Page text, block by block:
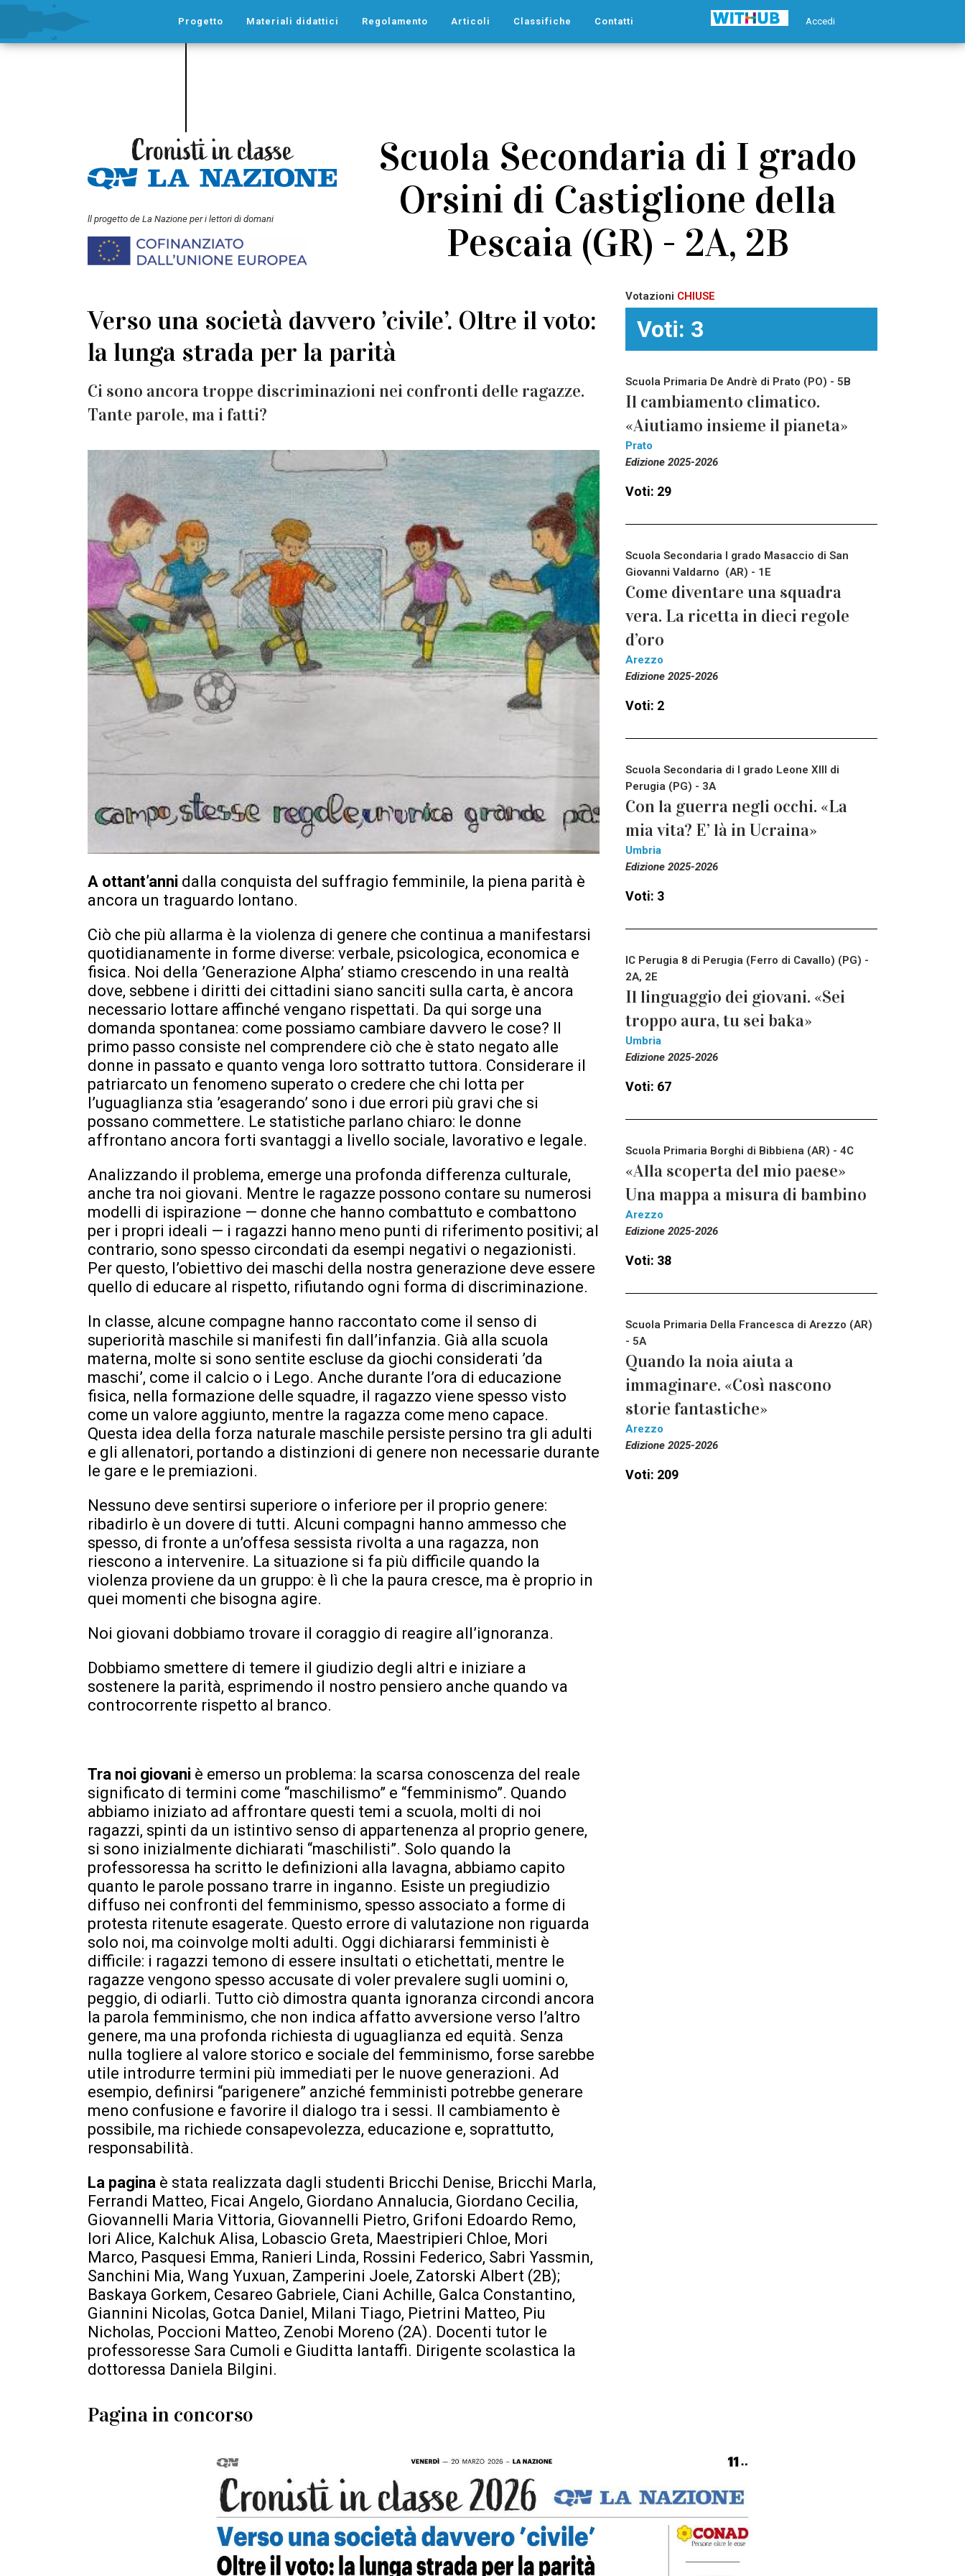
Accedi
Progetto Materiali didattici Regolamento Articoli Classifiche Contatti
ll progetto de La Nazione per i lettori di domani
Scuola Secondaria di I grado
Orsini di Castiglione della
Pescaia (GR) - 2A, 2B
Verso una società davvero ’civile’. Oltre il voto:
la lunga strada per la parità
Ci sono ancora troppe discriminazioni nei confronti delle ragazze.
Tante parole, ma i fatti?
A ottant’anni dalla conquista del suffragio femminile, la piena parità è
ancora un traguardo lontano.
Ciò che più allarma è la violenza di genere che continua a manifestarsi
quotidianamente in forme diverse: verbale, psicologica, economica e
fisica. Noi della ’Generazione Alpha’ stiamo crescendo in una realtà
dove, sebbene i diritti dei cittadini siano sanciti sulla carta, è ancora
necessario lottare affinché vengano rispettati. Da qui sorge una
domanda spontanea: come possiamo cambiare davvero le cose? Il
primo passo consiste nel comprendere ciò che è stato negato alle
donne in passato e quanto venga loro sottratto tuttora. Considerare il
patriarcato un fenomeno superato o credere che chi lotta per
l’uguaglianza stia ’esagerando’ sono i due errori più gravi che si
possano commettere. Le statistiche parlano chiaro: le donne
affrontano ancora forti svantaggi a livello sociale, lavorativo e legale.
Analizzando il problema, emerge una profonda differenza culturale,
anche tra noi giovani. Mentre le ragazze possono contare su numerosi
modelli di ispirazione — donne che hanno combattuto e combattono
per i propri ideali — i ragazzi hanno meno punti di riferimento positivi; al
contrario, sono spesso circondati da esempi negativi o negazionisti.
Per questo, l’obiettivo dei maschi della nostra generazione deve essere
quello di educare al rispetto, rifiutando ogni forma di discriminazione.
In classe, alcune compagne hanno raccontato come il senso di
superiorità maschile si manifesti fin dall’infanzia. Già alla scuola
materna, molte si sono sentite escluse da giochi considerati ’da
maschi’, come il calcio o i Lego. Anche durante l’ora di educazione
fisica, nella formazione delle squadre, il ragazzo viene spesso visto
come un valore aggiunto, mentre la ragazza come meno capace.
Questa idea della forza naturale maschile persiste persino tra gli adulti
e gli allenatori, portando a distinzioni di genere non necessarie durante
le gare e le premiazioni.
Nessuno deve sentirsi superiore o inferiore per il proprio genere:
ribadirlo è un dovere di tutti. Alcuni compagni hanno ammesso che
spesso, di fronte a un’offesa sessista rivolta a una ragazza, non
riescono a intervenire. La situazione si fa più difficile quando la
violenza proviene da un gruppo: è lì che la paura cresce, ma è proprio in
quei momenti che bisogna agire.
Noi giovani dobbiamo trovare il coraggio di reagire all’ignoranza.
Dobbiamo smettere di temere il giudizio degli altri e iniziare a
sostenere la parità, esprimendo il nostro pensiero anche quando va
controcorrente rispetto al branco.
Tra noi giovani è emerso un problema: la scarsa conoscenza del reale
significato di termini come “maschilismo” e “femminismo”. Quando
abbiamo iniziato ad affrontare questi temi a scuola, molti di noi
ragazzi, spinti da un istintivo senso di appartenenza al proprio genere,
si sono inizialmente dichiarati “maschilisti”. Solo quando la
professoressa ha scritto le definizioni alla lavagna, abbiamo capito
quanto le parole possano trarre in inganno. Esiste un pregiudizio
diffuso nei confronti del femminismo, spesso associato a forme di
protesta ritenute esagerate. Questo errore di valutazione non riguarda
solo noi, ma coinvolge molti adulti. Oggi dichiararsi femministi è
difficile: i ragazzi temono di essere insultati o etichettati, mentre le
ragazze vengono spesso accusate di voler prevalere sugli uomini o,
peggio, di odiarli. Tutto ciò dimostra quanta ignoranza circondi ancora
la parola femminismo, che non indica affatto avversione verso l’altro
genere, ma una profonda richiesta di uguaglianza ed equità. Senza
nulla togliere al valore storico e sociale del femminismo, forse sarebbe
utile introdurre termini più immediati per le nuove generazioni. Ad
esempio, definirsi “parigenere” anziché femministi potrebbe generare
meno confusione e favorire il dialogo tra i sessi. Il cambiamento è
possibile, ma richiede consapevolezza, educazione e, soprattutto,
responsabilità.
La pagina è stata realizzata dagli studenti Bricchi Denise, Bricchi Marla,
Ferrandi Matteo, Ficai Angelo, Giordano Annalucia, Giordano Cecilia,
Giovannelli Maria Vittoria, Giovannelli Pietro, Grifoni Edoardo Remo,
Iori Alice, Kalchuk Alisa, Lobascio Greta, Maestripieri Chloe, Mori
Marco, Pasquesi Emma, Ranieri Linda, Rossini Federico, Sabri Yassmin,
Sanchini Mia, Wang Yuxuan, Zamperini Joele, Zatorski Albert (2B);
Baskaya Gorkem, Cesareo Gabriele, Ciani Achille, Galca Constantino,
Giannini Nicolas, Gotca Daniel, Milani Tiago, Pietrini Matteo, Piu
Nicholas, Poccioni Matteo, Zenobi Moreno (2A). Docenti tutor le
professoresse Sara Cumoli e Giuditta Iantaffi. Dirigente scolastica la
dottoressa Daniela Bilgini.
Votazioni CHIUSE
Voti: 3
Scuola Primaria De Andrè di Prato (PO) - 5B
Il cambiamento climatico.
«Aiutiamo insieme il pianeta»
Prato
Edizione 2025-2026
Voti: 29
Scuola Secondaria I grado Masaccio di San
Giovanni Valdarno (AR) - 1E
Come diventare una squadra
vera. La ricetta in dieci regole
d’oro
Arezzo
Edizione 2025-2026
Voti: 2
Scuola Secondaria di I grado Leone XIII di
Perugia (PG) - 3A
Con la guerra negli occhi. «La
mia vita? E’ là in Ucraina»
Umbria
Edizione 2025-2026
Voti: 3
IC Perugia 8 di Perugia (Ferro di Cavallo) (PG) -
2A, 2E
Il linguaggio dei giovani. «Sei
troppo aura, tu sei baka»
Umbria
Edizione 2025-2026
Voti: 67
Scuola Primaria Borghi di Bibbiena (AR) - 4C
«Alla scoperta del mio paese»
Una mappa a misura di bambino
Arezzo
Edizione 2025-2026
Voti: 38
Scuola Primaria Della Francesca di Arezzo (AR)
- 5A
Quando la noia aiuta a
immaginare. «Così nascono
storie fantastiche»
Arezzo
Edizione 2025-2026
Voti: 209
Pagina in concorso